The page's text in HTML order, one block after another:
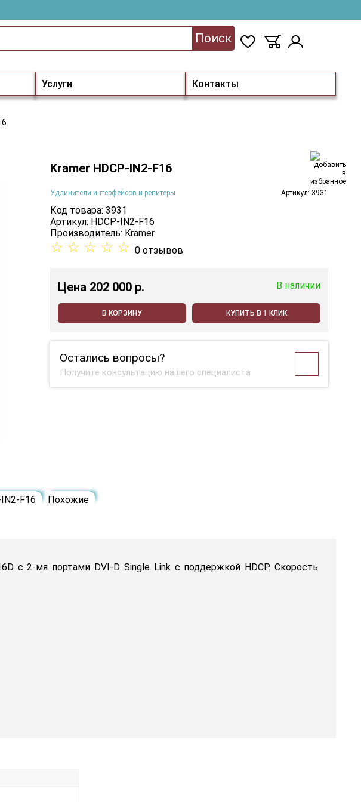
Услуги Контакты
Поиск
Kramer HDCP-IN2-F16
Удлинители интерфейсов и репитеры Артикул: 3931
Код товара: 3931
Артикул: HDCP-IN2-F16
Производитель: Kramer
☆ ☆ ☆ ☆ ☆ 0 отзывов
Цена 202 000 p. В наличии
В КОРЗИНУ КУПИТЬ В 1 КЛИК
Остались вопросы?
Получите консультацию нашего специалиста
F16 Похожие
с 2-мя портами DVI-D Single Link c поддержкой HDCP. Скорость